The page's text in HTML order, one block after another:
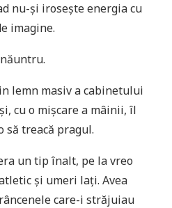
nu-și irosește energia cu
imagine.
lemn masiv a cabinetului
cu o mișcare a mâinii, îl
să treacă pragul.
un tip înalt, pe la vreo
și umeri laţi. Avea
care-i străjuiau